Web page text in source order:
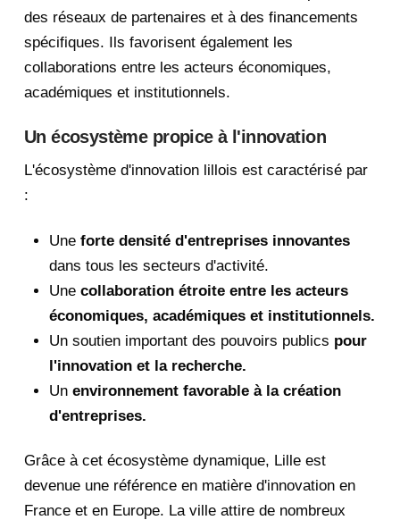
des réseaux de partenaires et à des financements
spécifiques. Ils favorisent également les
collaborations entre les acteurs économiques,
académiques et institutionnels.
Un écosystème propice à l'innovation
L'écosystème d'innovation lillois est caractérisé par
:
Une forte densité d'entreprises innovantes
dans tous les secteurs d'activité.
Une collaboration étroite entre les acteurs
économiques, académiques et institutionnels.
Un soutien important des pouvoirs publics pour
l'innovation et la recherche.
Un environnement favorable à la création
d'entreprises.
Grâce à cet écosystème dynamique, Lille est
devenue une référence en matière d'innovation en
France et en Europe. La ville attire de nombreux